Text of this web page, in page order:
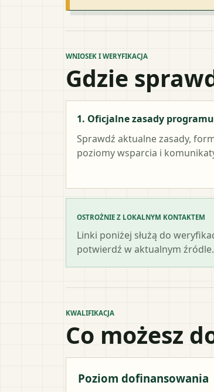
WNIOSEK I WERYFIKACJA
Gdzie
1. Oficjalne zasady programu
Sprawdź aktualne zasady,
poziomy wsparcia i
OSTROŻNIE Z LOKALNYM KONTAKTEM
Linki poniżej służą do
potwierdź w aktualnym źródle.
KWALIFIKACJA
Co możesz
Poziom dofinansowania